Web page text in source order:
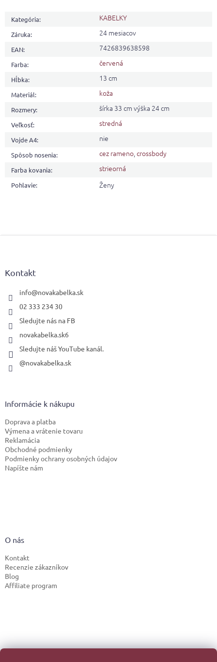
Kategória: KABELKY
Záruka: 24 mesiacov
EAN: 7426839638598
Farba: červená
Hĺbka: 13 cm
Materiál: koža
Rozmery: šírka 33 cm výška 24 cm
Veľkosť: stredná
Vojde A4: nie
Spôsob nosenia: cez rameno crossbody
Farba kovania: strieorná
Pohlavie: Ženy
Kontakt
info@novakabelka.sk
02 333 234 30
Sledujte nás na FB
novakabelka.sk6
Sledujte náš YouTube kanál.
@novakabelka.sk
Informácie k nákupu
Doprava a platba
Výmena a vrátenie tovaru
Reklamácia
Obchodné podmienky
Podmienky ochrany osobných údajov
Napíšte nám
O nás
Kontakt
Recenzie zákazníkov
Blog
Affiliate program